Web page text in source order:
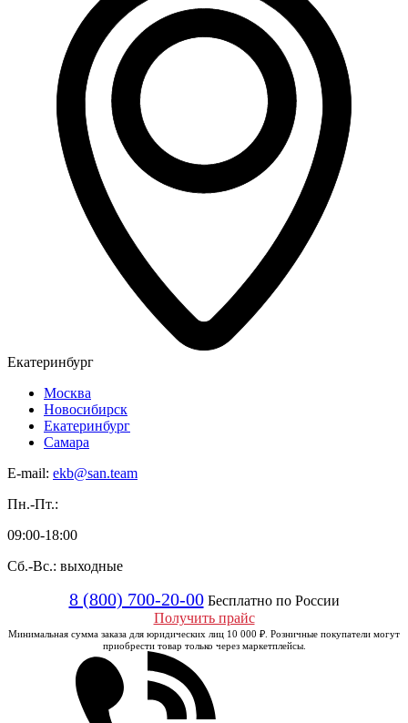
Екатеринбург
Москва
Новосибирск
Екатеринбург
Самара
E-mail: ekb@san.team
Пн.-Пт.:
09:00-18:00
Сб.-Вс.: выходные
8 (800) 700-20-00 Бесплатно по России
Получить прайс
Минимальная сумма заказа для юридических лиц 10 000 ₽. Розничные покупатели могут
приобрести товар только через маркетплейсы.